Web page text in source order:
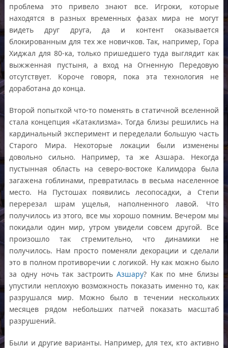
проблема это привело знают все. Игроки, которые
находятся в разных временных фазах мира не могут
видеть друг друга, да и контент оказывается
блокированным для тех же новичков. Так, например, Гора
Хиджал для 80-ка, только пришедшего туда выглядит как
выжженная пустыня, а вход на Огненную Передовую
отсутствует. Короче говоря, пока эта технология не
доработана до конца.
Второй попыткой что-то поменять в статичной вселенной
стала концепция «Катаклизма». Тогда близы решились на
кардинальный эксперимент и переделали большую часть
Старого Мира. Некоторые локации были изменены
довольно сильно. Например, та же Азшара. Некогда
пустынная область на северо-востоке Калимдора была
загажена гоблинами, превратилась в весьма населенное
место. На Пустошах появились лесопосадки, а Степи
перерезал шрам ущелья, наполненного лавой. Что
получилось из этого, все мы хорошо помним. Вечером мы
покидали один мир, утром увидели совсем другой. Все
произошло так стремительно, что динамики не
получилось. Нам просто поменяли декорации и сделали
это в полном противоречии с логикой. Ну как можно было
за одну ночь так застроитьАзшару? Как по мне близы
упустили неплохую возможность показать именно то, как
разрушался мир. Можно было в течении нескольких
месяцев рядом небольших патчей показать масштаб
разрушений.
Были и другие варианты. Например, для тех, кто активно